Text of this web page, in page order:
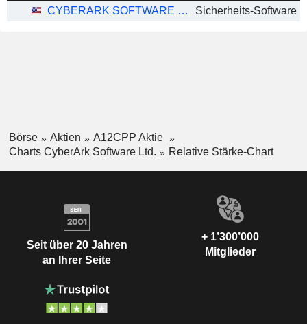
CYBERARK SOFTWARE LTD. Sicherheits-Software
Börse Aktien
A12CPP Aktie
Charts CyberArk Software Ltd.
Relative Stärke-Chart
Seit über 20 Jahren
an Ihrer Seite
+ 1’300’000
Mitglieder